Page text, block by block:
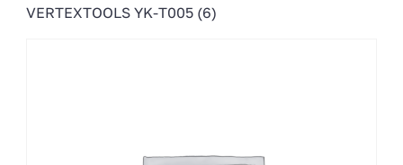
VERTEXTOOLS YK-T005 (6)